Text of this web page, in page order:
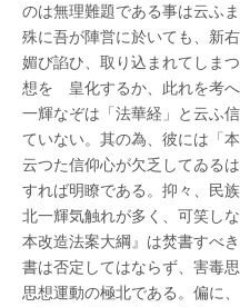
のは無理難題である事は云ふま
殊に吾が陣営に於いても、新
媚び諂ひ、取り込まれてしま
想を 皇化するか、此れを考
一輝なぞは「法華経」と云ふ
ていない。其の為、彼には「
云つた信仰心が欠乏してゐる
すれば明瞭である。抑々、民
北一輝気触れが多く、可笑し
本改造法案大綱』は焚書すべ
書は否定してはならず、害毒
思想運動の極北である。偏に